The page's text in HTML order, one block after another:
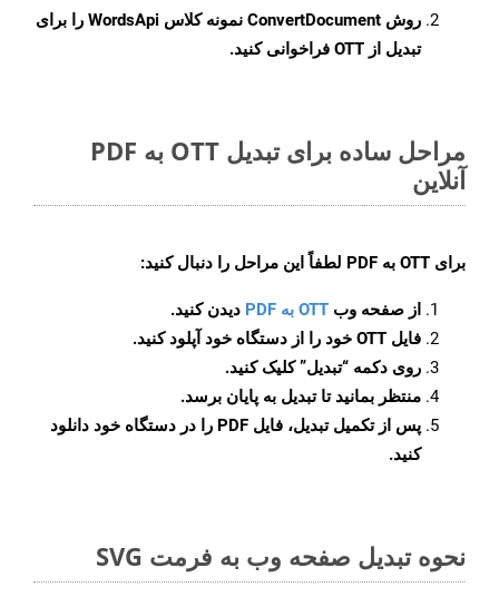
روش ConvertDocument
نمونه کلاس WordsApi را برای
تبدیل از OTT فراخوانی کنید.
مراحل ساده برای تبدیل OTT به PDF
آنلاین
برای OTT به PDF لطفاً این مراحل را دنبال کنید:
از صفحه وب OTT به PDF
دیدن کنید.
فایل OTT خود را از دستگاه خود آپلود کنید.
روی دکمه “تبدیل”کلیک کنید.
منتظر بمانید تا تبدیل به پایان برسد.
پس از تکمیل تبدیل، فایل PDF را در دستگاه خود دانلود
کنید.
نحوه تبدیل صفحه وب به فرمت SVG